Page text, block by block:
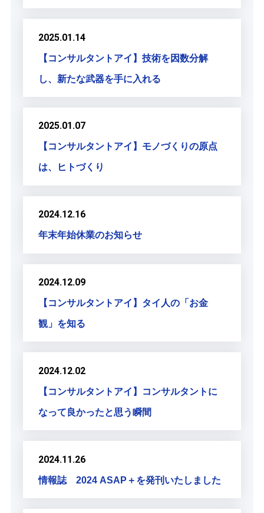
2025.01.14
【コンサルタントアイ】技術を因数分解
し、新たな武器を手に入れる
2025.01.07
【コンサルタントアイ】モノづくりの原点
は、ヒトづくり
2024.12.16
年末年始休業のお知らせ
2024.12.09
【コンサルタントアイ】タイ人の「お金
観」を知る
2024.12.02
【コンサルタントアイ】コンサルタントに
なって良かったと思う瞬間
2024.11.26
情報誌 2024 ASAP＋を発刊いたしました